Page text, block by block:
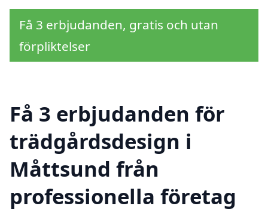
Få 3 erbjudanden, gratis och utan
förpliktelser
Få 3 erbjudanden för
trädgårdsdesign i
Måttsund från
professionella företag